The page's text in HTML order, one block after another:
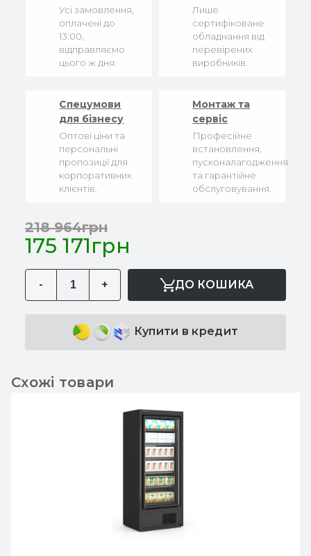
Усі замовлення,
оплачені до
13:00,
відправляємо
цього ж дня.
Лише
сертифіковане
обладнання від
перевірених
виробників.
Спецумови
для бізнесу
Оптові ціни та
персональні
пропозиції для
корпоративних
клієнтів.
Монтаж та
сервіс
Професійне
встановлення,
пусконалагодження
та гарантійне
обслуговування.
175 171грн
218 964грн
- + ДО КОШИКА
Купити в кредит
Схожі товари